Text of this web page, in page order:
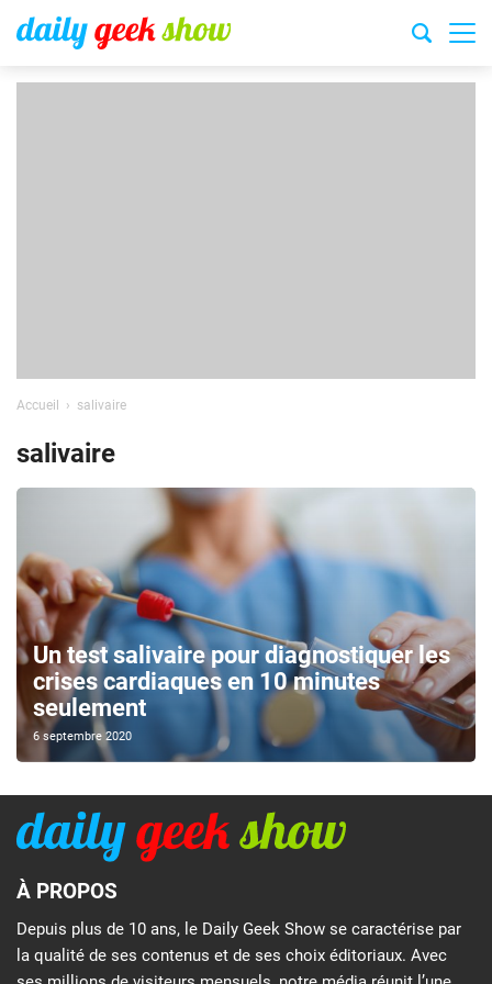
Accueil salivaire
salivaire
Un test salivaire pour diagnostiquer les
crises cardiaques en 10 minutes
seulement
6 septembre 2020
À PROPOS
Depuis plus de 10 ans, le Daily Geek Show se caractérise par
la qualité de ses contenus et de ses choix éditoriaux. Avec